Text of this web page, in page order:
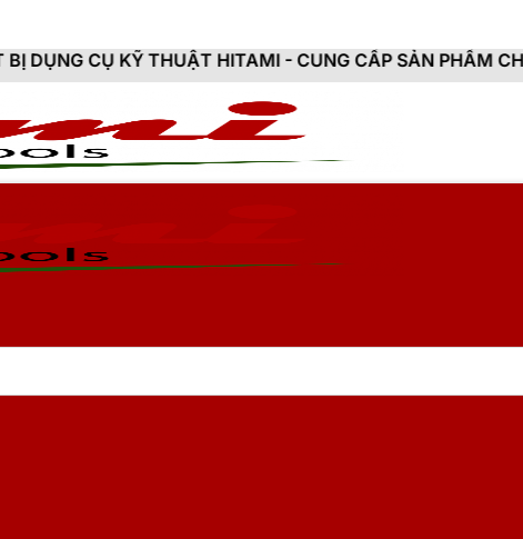
THUẬT HITAMI - CUNG CẤP SẢN PHẨM CHÍNH HÃNG,